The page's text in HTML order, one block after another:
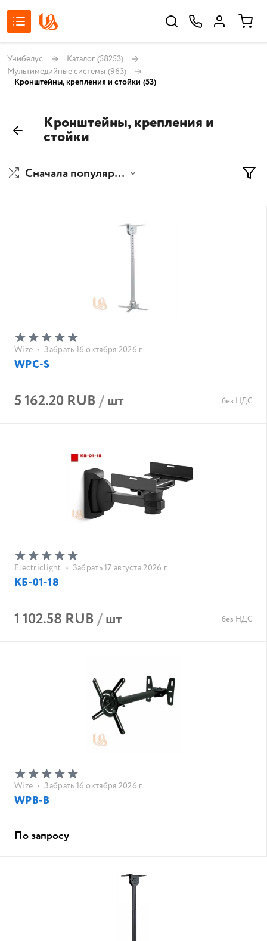
Унибелус Каталог (58253)
Мультимедийные системы (963)
Кронштейны, крепления и стойки (53)
Кронштейны, крепления и
стойки
Сначала популярные
Wize • Забрать 16 октября 2026 г.
WPC-S
5 162.20 RUB/шт без НДС
Electriclight • Забрать 17 августа 2026 г.
КБ-01-18
1 102.58 RUB/шт без НДС
Wize • Забрать 16 октября 2026 г.
WPB-B
По запросу